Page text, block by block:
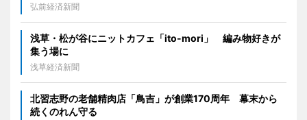
弘前経済新聞
浅草・松が谷にニットカフェ「ito-mori」 編み物好きが
集う場に
浅草経済新聞
北習志野の老舗精肉店「鳥吉」が創業170周年 幕末から
続くのれん守る